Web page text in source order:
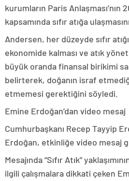
kurumların Paris Anlaşması’nın
kapsamında sıfır atığa
Andersen, her düzeyde sıfır
ekonomide kalması ve atık
büyük oranda finansal birikimi
belirterek, doğanın israf
etmemesi gerektiğini söyledi.
Emine Erdoğan’dan video mesaj
Cumhurbaşkanı Recep Tayyip
Erdoğan, etkinliğe video mesaj
Mesajında “Sıfır Atık”
ilgili çalışmalara dikkati çeken